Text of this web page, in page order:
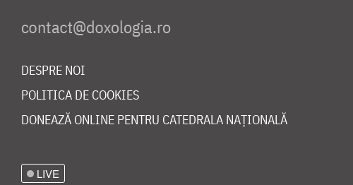
DESPRE NOI
POLITICA DE COOKIES
DONEAZĂ ONLINE PENTRU CATEDRALA NAȚIONALĂ
LIVE